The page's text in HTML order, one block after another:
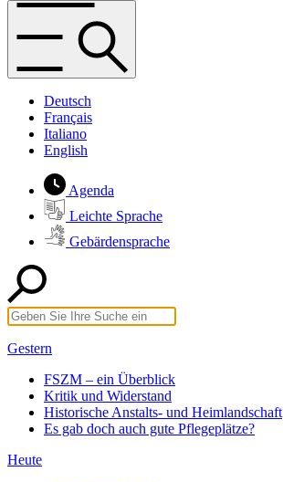
Deutsch
Français
Italiano
English
Agenda
Leichte Sprache
Gebärdensprache
Gestern
FSZM – ein Überblick
Kritik und Widerstand
Historische Anstalts- und Heimlandschaft
Es gab doch auch gute Pflegeplätze?
Heute